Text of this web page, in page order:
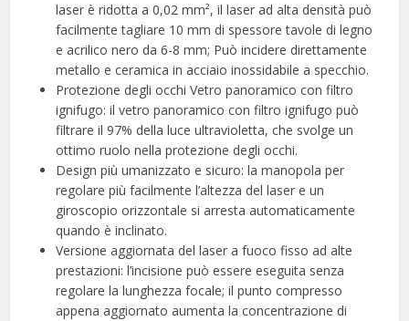
laser è ridotta a 0,02 mm², il laser ad alta densità può
facilmente tagliare 10 mm di spessore tavole di legno
e acrilico nero da 6-8 mm; Può incidere direttamente
metallo e ceramica in acciaio inossidabile a specchio.
Protezione degli occhi Vetro panoramico con filtro
ignifugo: il vetro panoramico con filtro ignifugo può
filtrare il 97% della luce ultravioletta, che svolge un
ottimo ruolo nella protezione degli occhi.
Design più umanizzato e sicuro: la manopola per
regolare più facilmente l’altezza del laser e un
giroscopio orizzontale si arresta automaticamente
quando è inclinato.
Versione aggiornata del laser a fuoco fisso ad alte
prestazioni: l’incisione può essere eseguita senza
regolare la lunghezza focale; il punto compresso
appena aggiornato aumenta la concentrazione di